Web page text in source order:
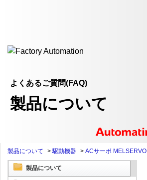
よくあるご質問(FAQ)
製品について
製品について >駆動機器 > ACサーボ MELSERVO
製品について